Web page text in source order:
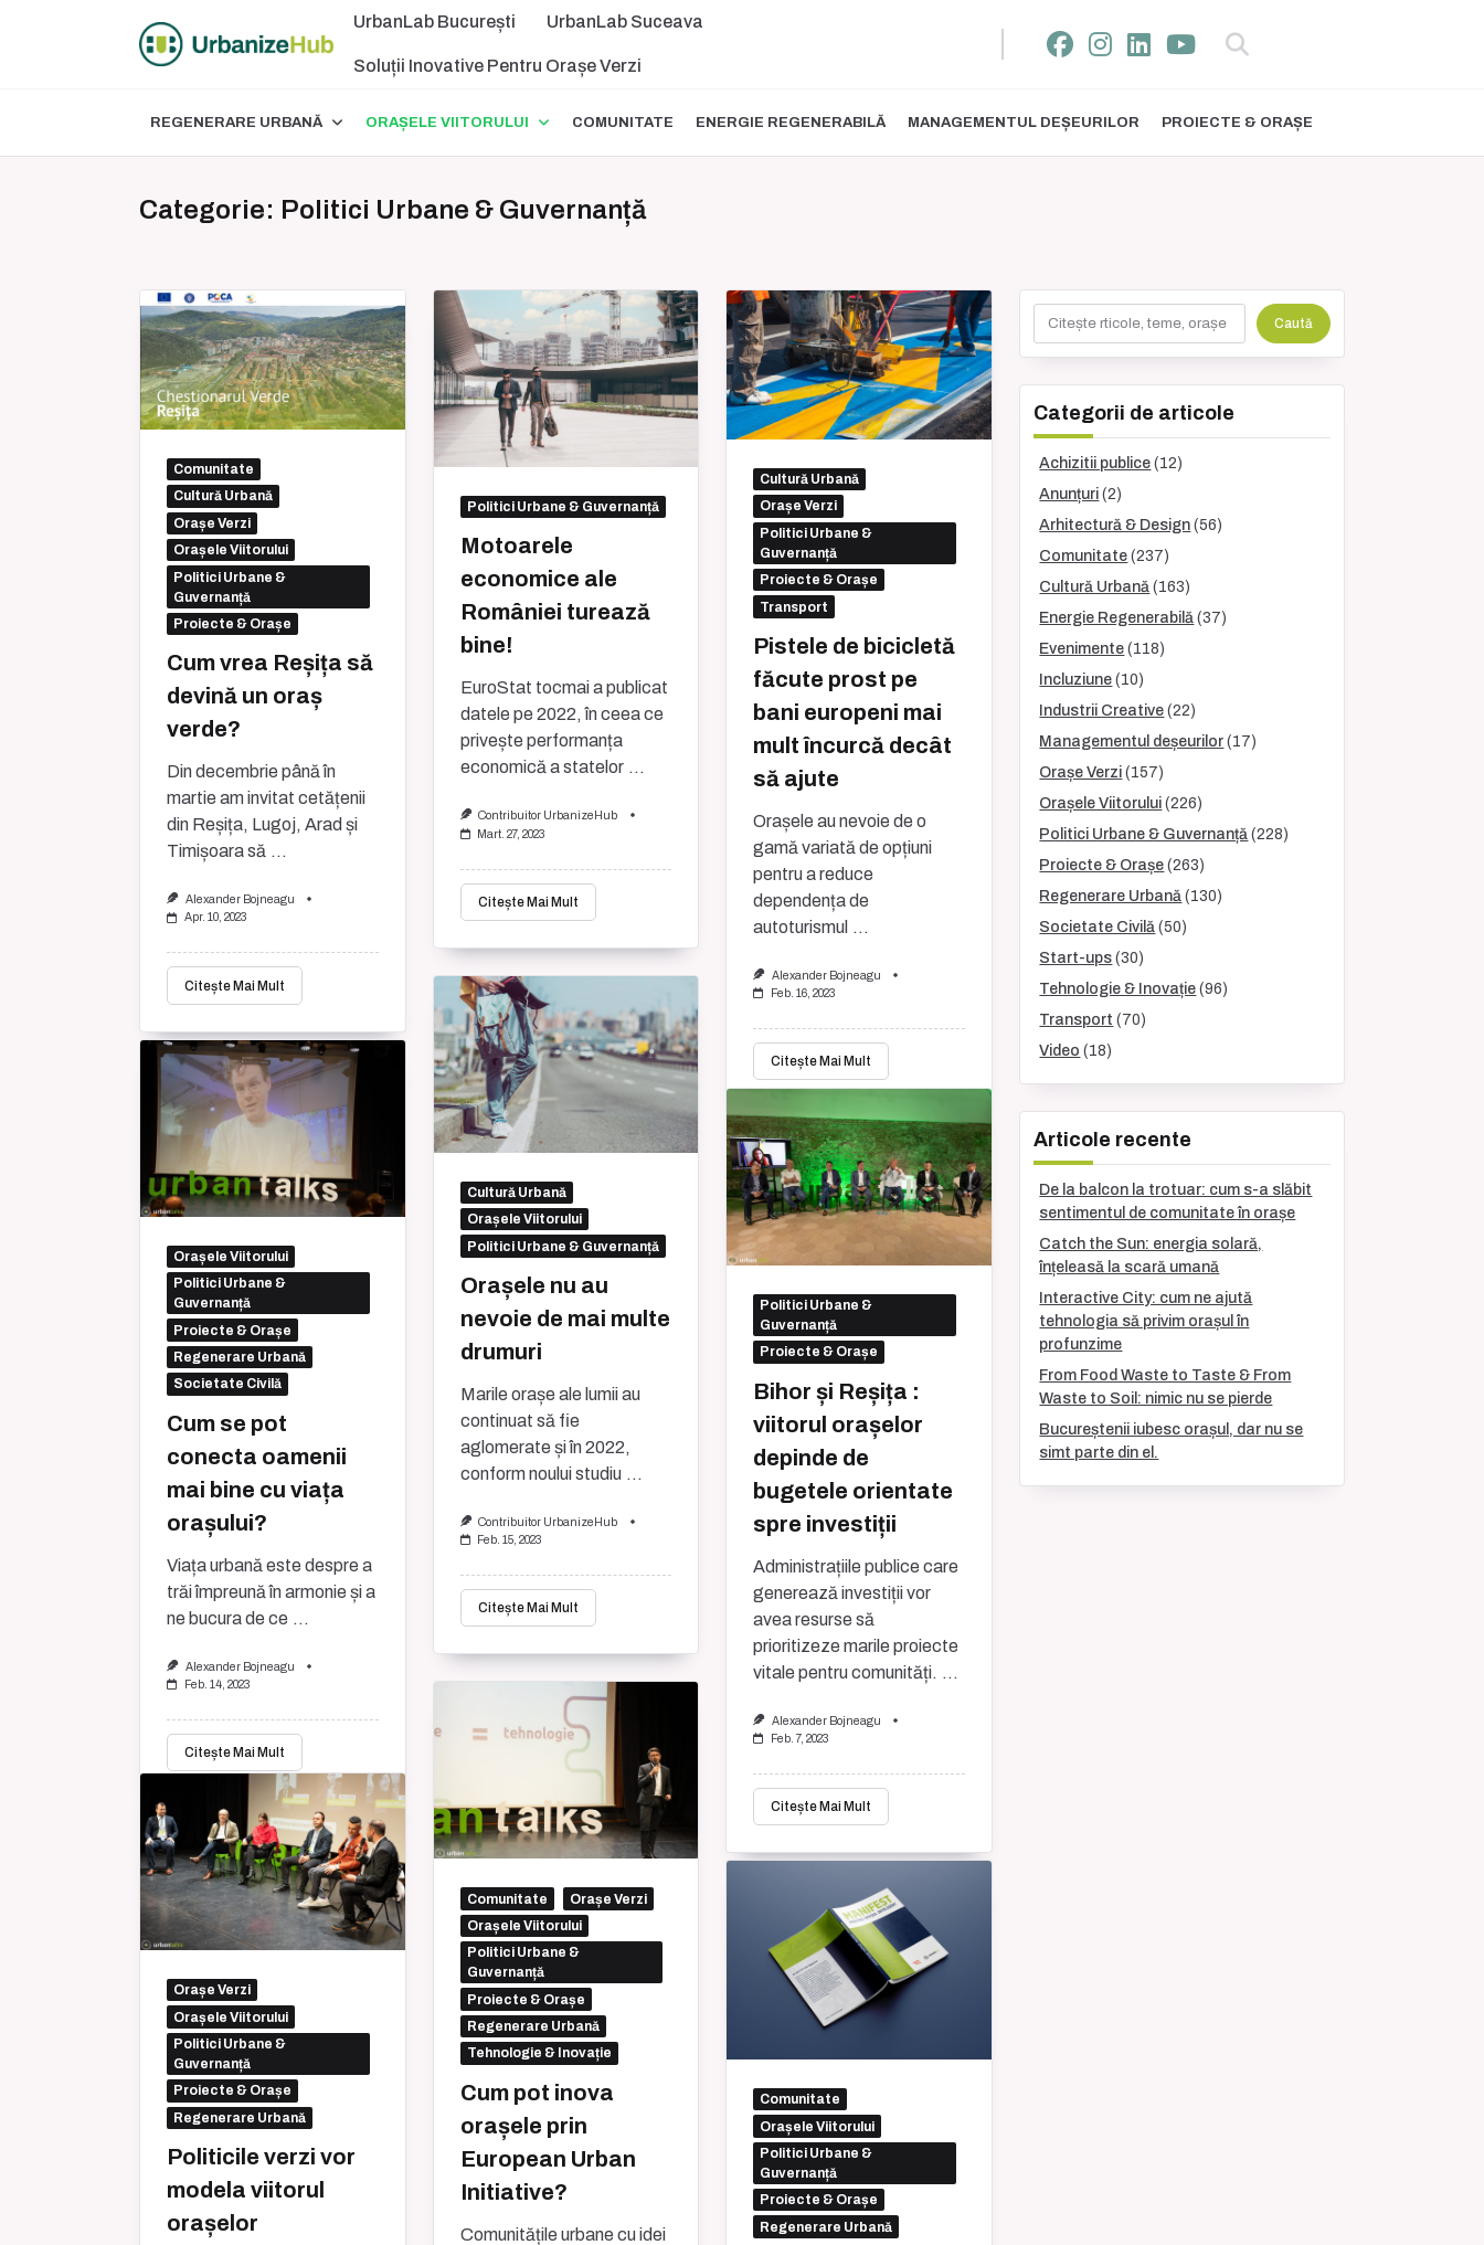
UrbanLab București UrbanLab Suceava
Soluții Inovative Pentru Orașe Verzi
REGENERARE URBANĂ ORAȘELE VIITORULUI COMUNITATE ENERGIE REGENERABILĂ MANAGEMENTUL DEȘEURILOR PROIECTE & ORAȘE
Categorie: Politici Urbane & Guvernanță
Comunitate
Cultură Urbană
Orașe Verzi
Orașele Viitorului
Politici Urbane &
Guvernanță
Proiecte & Orașe
Cum vrea Reșița să
devină un oraș
verde?
Din decembrie până în
martie am invitat cetățenii
din Reșița, Lugoj, Arad și
Timișoara să ...
Alexander Bojneagu
Apr. 10, 2023
Citește Mai Mult
Politici Urbane & Guvernanță
Motoarele
economice ale
României turează
bine!
EuroStat tocmai a publicat
datele pe 2022, în ceea ce
privește performanța
economică a statelor ...
Contribuitor UrbanizeHub
Mart. 27, 2023
Citește Mai Mult
Cultură Urbană
Orașe Verzi
Politici Urbane &
Guvernanță
Proiecte & Orașe
Transport
Pistele de bicicletă
făcute prost pe
bani europeni mai
mult încurcă decât
să ajute
Orașele au nevoie de o
gamă variată de opțiuni
pentru a reduce
dependența de
autoturismul ...
Alexander Bojneagu
Feb. 16, 2023
Citește Mai Mult
Cultură Urbană
Orașele Viitorului
Politici Urbane & Guvernanță
Orașele nu au
nevoie de mai multe
drumuri
Marile orașe ale lumii au
continuat să fie
aglomerate și în 2022,
conform noului studiu ...
Contribuitor UrbanizeHub
Feb. 15, 2023
Citește Mai Mult
Orașele Viitorului
Politici Urbane &
Guvernanță
Proiecte & Orașe
Regenerare Urbană
Societate Civilă
Cum se pot
conecta oamenii
mai bine cu viața
orașului?
Viața urbană este despre a
trăi împreună în armonie și a
ne bucura de ce ...
Alexander Bojneagu
Feb. 14, 2023
Citește Mai Mult
Politici Urbane &
Guvernanță
Proiecte & Orașe
Bihor și Reșița :
viitorul orașelor
depinde de
bugetele orientate
spre investiții
Administrațiile publice care
generează investiții vor
avea resurse să
prioritizeze marile proiecte
vitale pentru comunități. ...
Alexander Bojneagu
Feb. 7, 2023
Citește Mai Mult
Comunitate
Orașe Verzi
Orașele Viitorului
Politici Urbane &
Guvernanță
Proiecte & Orașe
Regenerare Urbană
Tehnologie & Inovație
Cum pot inova
orașele prin
European Urban
Initiative?
Comunitățile urbane cu idei
Orașe Verzi
Orașele Viitorului
Politici Urbane &
Guvernanță
Proiecte & Orașe
Regenerare Urbană
Politicile verzi vor
modela viitorul
orașelor
Comunitate
Orașele Viitorului
Politici Urbane &
Guvernanță
Proiecte & Orașe
Regenerare Urbană
Caută
Categorii de articole
Achizitii publice (12)
Anunțuri (2)
Arhitectură & Design (56)
Comunitate (237)
Cultură Urbană (163)
Energie Regenerabilă (37)
Evenimente (118)
Incluziune (10)
Industrii Creative (22)
Managementul deșeurilor (17)
Orașe Verzi (157)
Orașele Viitorului (226)
Politici Urbane & Guvernanță (228)
Proiecte & Orașe (263)
Regenerare Urbană (130)
Societate Civilă (50)
Start-ups (30)
Tehnologie & Inovație (96)
Transport (70)
Video (18)
Articole recente
De la balcon la trotuar: cum s-a slăbit
sentimentul de comunitate în orașe
Catch the Sun: energia solară,
înțeleasă la scară umană
Interactive City: cum ne ajută
tehnologia să privim orașul în
profunzime
From Food Waste to Taste & From
Waste to Soil: nimic nu se pierde
Bucureștenii iubesc orașul, dar nu se
simt parte din el.